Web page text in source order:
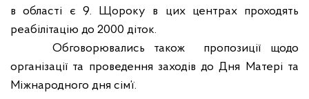
в області є 9. Щороку в цих центрах проходять
реабілітацію до 2000 діток.
Обговорювались також
пропозиції щодо
організації та проведення заходів до Дня Матері та
Міжнародного дня сім’ї.